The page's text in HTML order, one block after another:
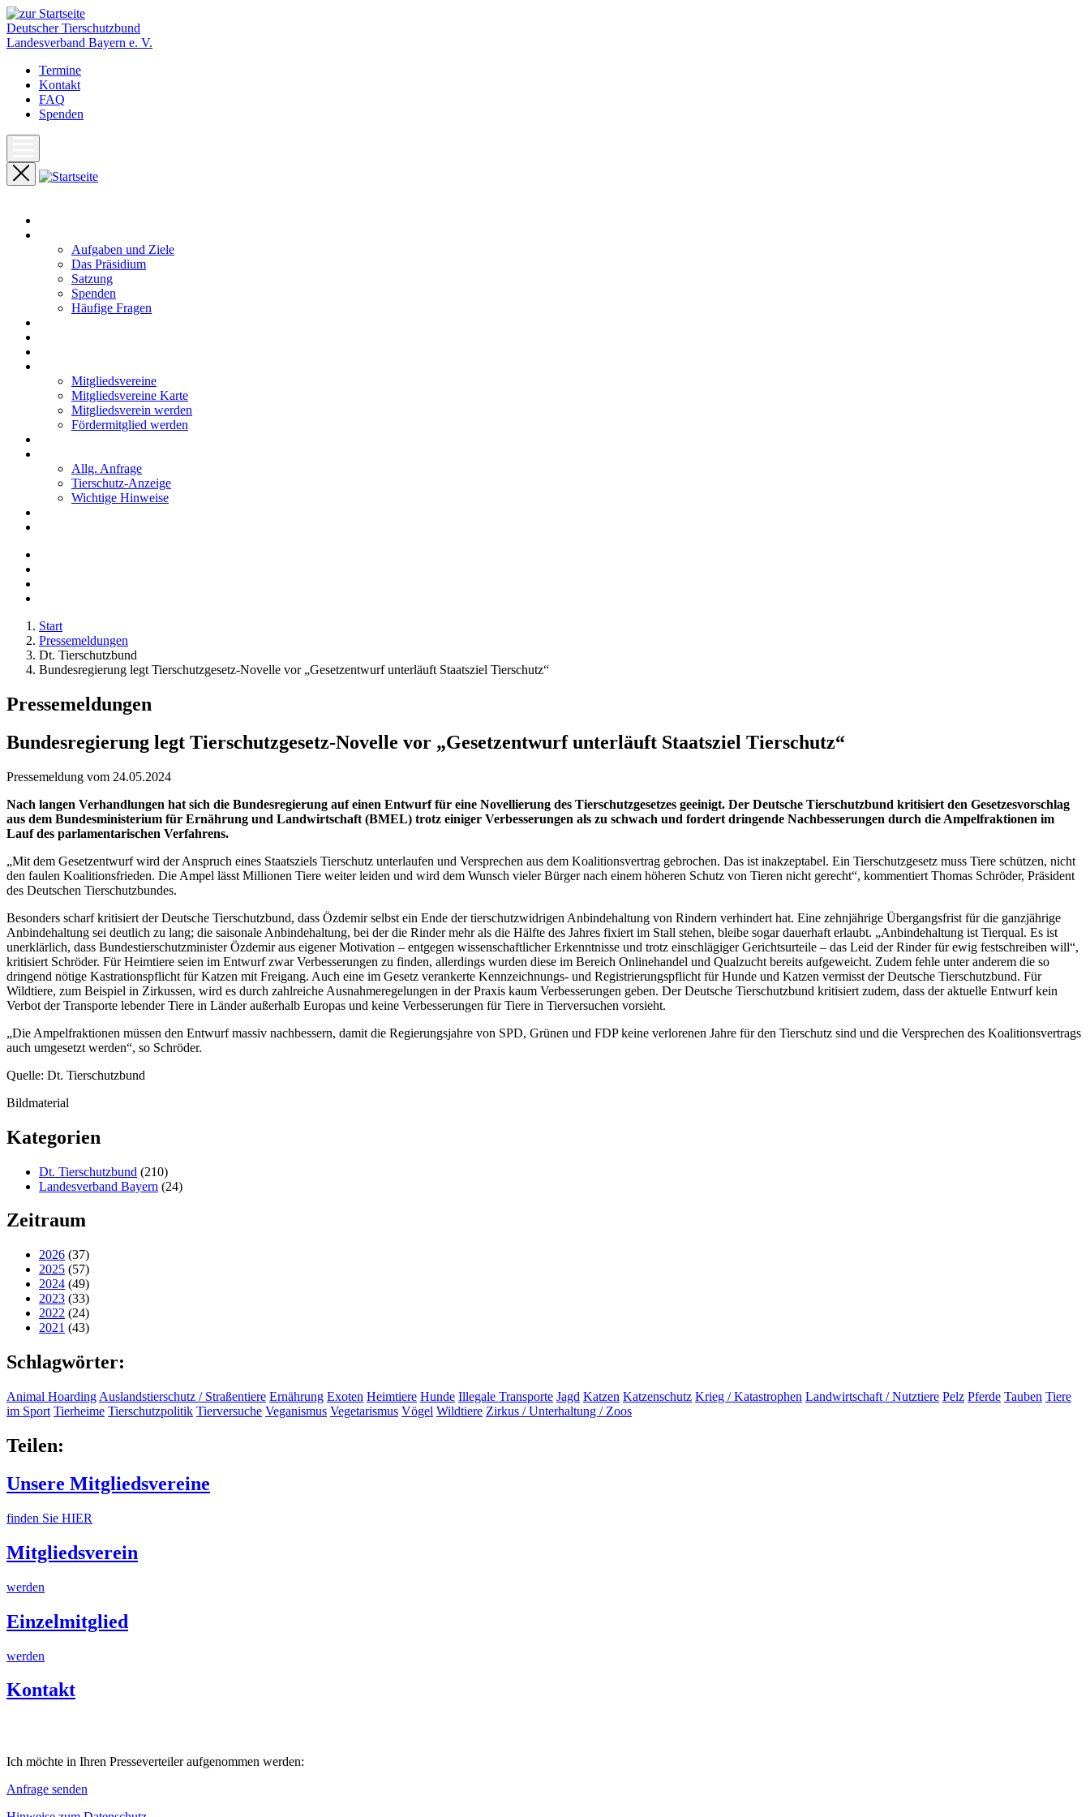
Deutscher Tierschutzbund
Landesverband Bayern e. V.
Termine
Kontakt
FAQ
Spenden
Aufgaben und Ziele
Das Präsidium
Satzung
Spenden
Häufige Fragen
Mitgliedsvereine
Mitgliedsvereine Karte
Mitgliedsverein werden
Fördermitglied werden
Allg. Anfrage
Tierschutz-Anzeige
Wichtige Hinweise
Start
Pressemeldungen
Dt. Tierschutzbund
Bundesregierung legt Tierschutzgesetz-Novelle vor „Gesetzentwurf unterläuft Staatsziel Tierschutz“
Pressemeldungen
Bundesregierung legt Tierschutzgesetz-Novelle vor „Gesetzentwurf unterläuft Staatsziel Tierschutz“
Pressemeldung vom 24.05.2024
Nach langen Verhandlungen hat sich die Bundesregierung auf einen Entwurf für eine Novellierung des Tierschutzgesetzes geeinigt. Der Deutsche Tierschutzbund kritisiert den Gesetzesvorschlag
aus dem Bundesministerium für Ernährung und Landwirtschaft (BMEL) trotz einiger Verbesserungen als zu schwach und fordert dringende Nachbesserungen durch die Ampelfraktionen im
Lauf des parlamentarischen Verfahrens.
„Mit dem Gesetzentwurf wird der Anspruch eines Staatsziels Tierschutz unterlaufen und Versprechen aus dem Koalitionsvertrag gebrochen. Das ist inakzeptabel. Ein Tierschutzgesetz muss Tiere schützen, nicht
den faulen Koalitionsfrieden. Die Ampel lässt Millionen Tiere weiter leiden und wird dem Wunsch vieler Bürger nach einem höheren Schutz von Tieren nicht gerecht“, kommentiert Thomas Schröder, Präsident
des Deutschen Tierschutzbundes.
Besonders scharf kritisiert der Deutsche Tierschutzbund, dass Özdemir selbst ein Ende der tierschutzwidrigen Anbindehaltung von Rindern verhindert hat. Eine zehnjährige Übergangsfrist für die ganzjährige
Anbindehaltung sei deutlich zu lang; die saisonale Anbindehaltung, bei der die Rinder mehr als die Hälfte des Jahres fixiert im Stall stehen, bleibe sogar dauerhaft erlaubt. „Anbindehaltung ist Tierqual. Es ist
unerklärlich, dass Bundestierschutzminister Özdemir aus eigener Motivation – entgegen wissenschaftlicher Erkenntnisse und trotz einschlägiger Gerichtsurteile – das Leid der Rinder für ewig festschreiben will“,
kritisiert Schröder. Für Heimtiere seien im Entwurf zwar Verbesserungen zu finden, allerdings wurden diese im Bereich Onlinehandel und Qualzucht bereits aufgeweicht. Zudem fehle unter anderem die so
dringend nötige Kastrationspflicht für Katzen mit Freigang. Auch eine im Gesetz verankerte Kennzeichnungs- und Registrierungspflicht für Hunde und Katzen vermisst der Deutsche Tierschutzbund. Für
Wildtiere, zum Beispiel in Zirkussen, wird es durch zahlreiche Ausnahmeregelungen in der Praxis kaum Verbesserungen geben. Der Deutsche Tierschutzbund kritisiert zudem, dass der aktuelle Entwurf kein
Verbot der Transporte lebender Tiere in Länder außerhalb Europas und keine Verbesserungen für Tiere in Tierversuchen vorsieht.
„Die Ampelfraktionen müssen den Entwurf massiv nachbessern, damit die Regierungsjahre von SPD, Grünen und FDP keine verlorenen Jahre für den Tierschutz sind und die Versprechen des Koalitionsvertrags
auch umgesetzt werden“, so Schröder.
Quelle: Dt. Tierschutzbund
Bildmaterial
Kategorien
Dt. Tierschutzbund (210)
Landesverband Bayern (24)
Zeitraum
2026 (37)
2025 (57)
2024 (49)
2023 (33)
2022 (24)
2021 (43)
Schlagwörter:
Animal Hoarding Auslandstierschutz / Straßentiere Ernährung Exoten Heimtiere Hunde Illegale Transporte Jagd Katzen Katzenschutz Krieg / Katastrophen Landwirtschaft / Nutztiere Pelz Pferde Tauben Tiere
im Sport Tierheime Tierschutzpolitik Tierversuche Veganismus Vegetarismus Vögel Wildtiere Zirkus / Unterhaltung / Zoos
Teilen:
Unsere Mitgliedsvereine
finden Sie HIER
Mitgliedsverein
werden
Einzelmitglied
werden
Kontakt
Ich möchte in Ihren Presseverteiler aufgenommen werden:
Anfrage senden